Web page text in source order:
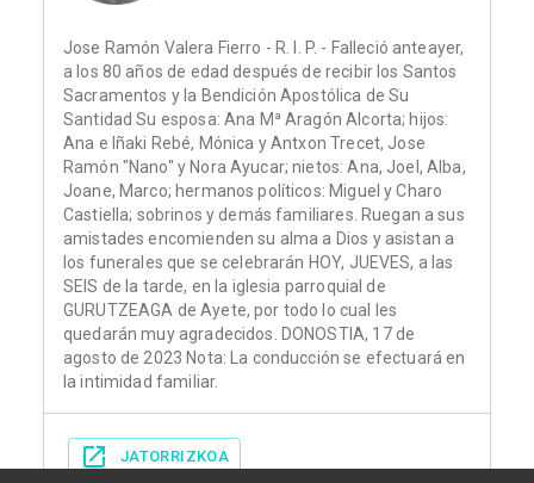
Jose Ramón Valera Fierro - R. I. P. - Falleció anteayer,
a los 80 años de edad después de recibir los Santos
Sacramentos y la Bendición Apostólica de Su
Santidad Su esposa: Ana Mª Aragón Alcorta; hijos:
Ana e Iñaki Rebé, Mónica y Antxon Trecet, Jose
Ramón "Nano" y Nora Ayucar; nietos: Ana, Joel, Alba,
Joane, Marco; hermanos políticos: Miguel y Charo
Castiella; sobrinos y demás familiares. Ruegan a sus
amistades encomienden su alma a Dios y asistan a
los funerales que se celebrarán HOY, JUEVES, a las
SEIS de la tarde, en la iglesia parroquial de
GURUTZEAGA de Ayete, por todo lo cual les
quedarán muy agradecidos. DONOSTIA, 17 de
agosto de 2023 Nota: La conducción se efectuará en
la intimidad familiar.
JATORRIZKOA